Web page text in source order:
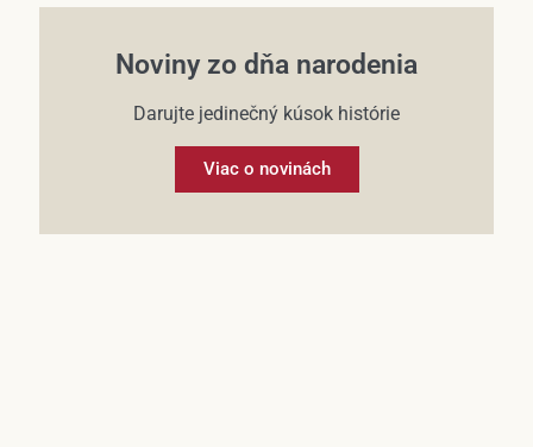
Noviny zo dňa narodenia
Darujte jedinečný kúsok histórie
Viac o novinách